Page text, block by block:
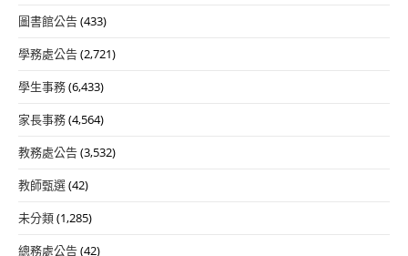
圖書館公告(433)
學務處公告(2,721)
學生事務(6,433)
家長事務(4,564)
教務處公告(3,532)
教師甄選(42)
未分類(1,285)
總務處公告(42)